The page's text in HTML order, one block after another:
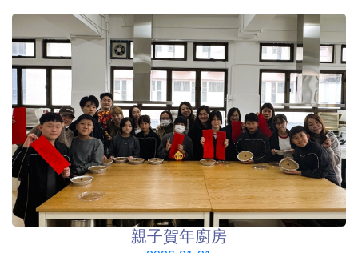
親子賀年廚房